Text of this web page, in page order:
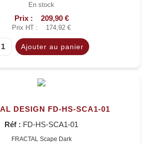
En stock
Prix : 209,90 €
Prix HT : 174,92 €
DESIGN FD-HS-SCA1-01
Réf : FD-HS-SCA1-01
FRACTAL Scape Dark